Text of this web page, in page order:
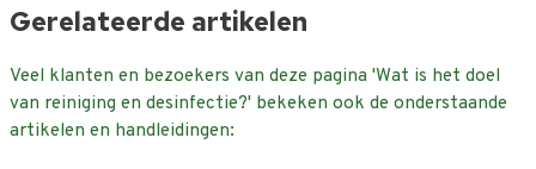
Gerelateerde artikelen
Veel klanten en bezoekers van deze pagina 'Wat is het doel
van reiniging en desinfectie?' bekeken ook de onderstaande
artikelen en handleidingen: